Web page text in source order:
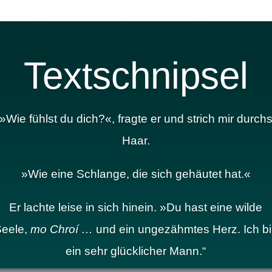
Textschnipsel
fühlst du dich?«, fragte er und strich mir durchs
Haar.
»Wie eine Schlange, die sich gehäutet hat.«
Er lachte leise in sich hinein. »Du hast eine wilde
mo Chroí … und ein ungezähmtes Herz. Ich
ein sehr glücklicher Mann.“